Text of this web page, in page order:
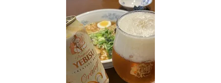
ルの最高の組み合わせでした。初オランジェはピールのビ
ターさの方を意識して飲むと、オレンジ感が湧き出てきま
すね！これは生半可なクラフトビールでは太刀打ちできな
い完成度ですよ💪